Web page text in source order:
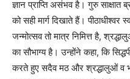
ज्ञान प्राप्ति असंभव है। गुरु साक्षात
को सही मार्ग दिखाते हैं। पीठाधीश्वर
जन्मोत्सव तो मात्र निमित्त है,
का सौभाग्य है। उन्होंने कहा, कि
करते हुए सदैव मठ और श्रद्धालुओं व